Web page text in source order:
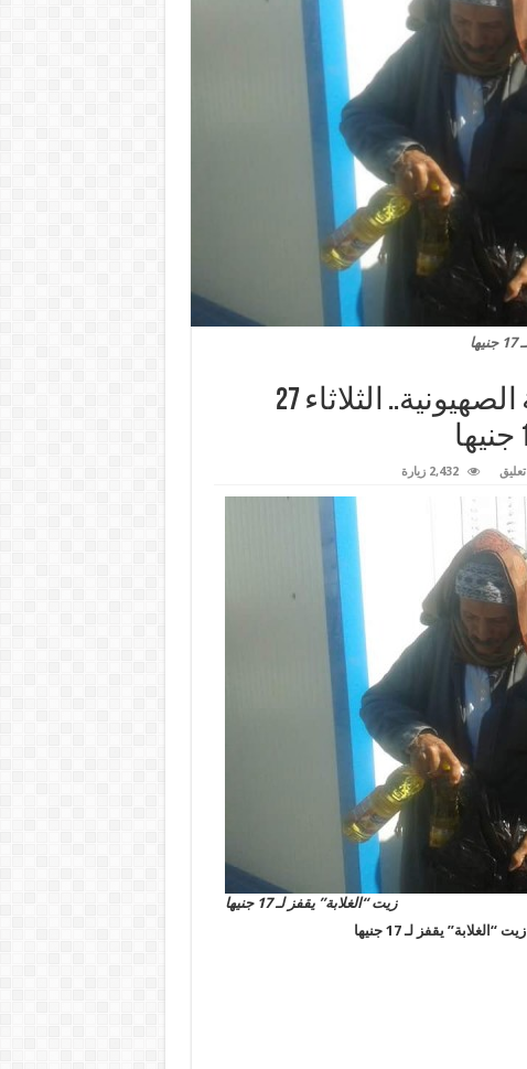
السيسي ترس متآكل في ماكينة الصهيونية.. الثلاثاء 27
2,432 زيارة
زيت “الغلابة” يقفز لـ 17 جنيها